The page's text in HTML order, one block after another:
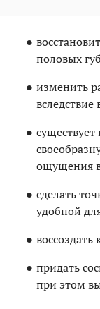
половых
изменить
вследствие
ощущения
сделать
удобной
придать
при этом